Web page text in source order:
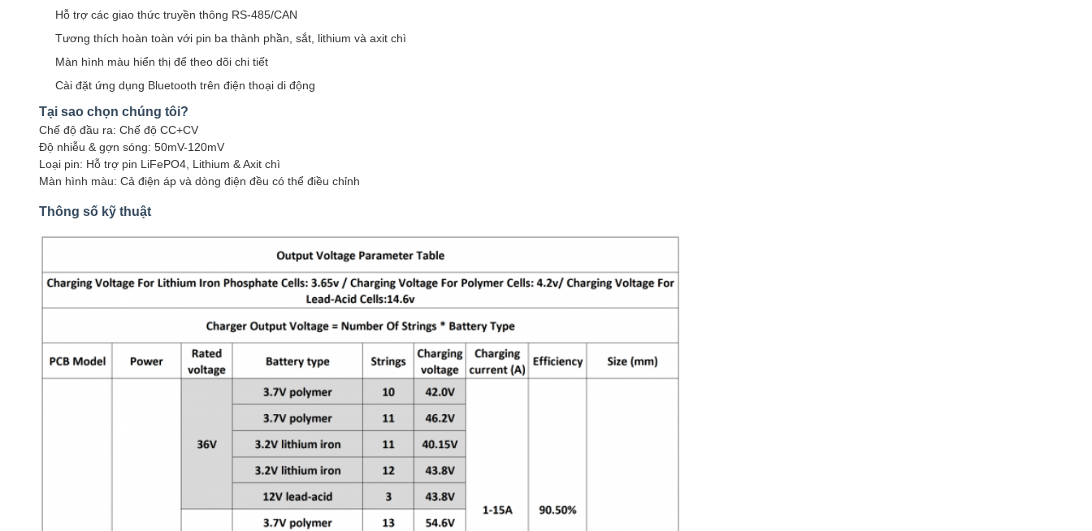
Hỗ trợ các giao thức truyền thông RS-485/CAN
Tương thích hoàn toàn với pin ba thành phần, sắt, lithium và axit chì
Màn hình màu hiển thị để theo dõi chi tiết
Cài đặt ứng dụng Bluetooth trên điện thoại di động
Tại sao chọn chúng tôi?
Chế độ đầu ra: Chế độ CC+CV
Độ nhiễu & gợn sóng: 50mV-120mV
Loại pin: Hỗ trợ pin LiFePO4, Lithium & Axit chì
Màn hình màu: Cả điện áp và dòng điện đều có thể điều chỉnh
Thông số kỹ thuật